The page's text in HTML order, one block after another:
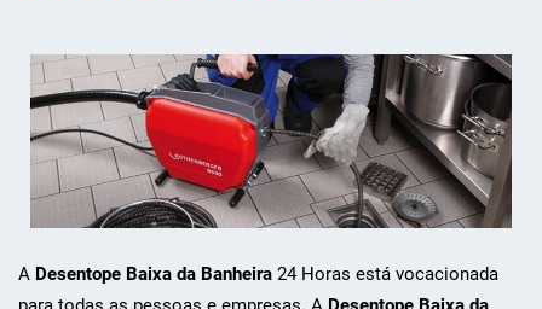
A Desentope Baixa da Banheira24 Horas está vocacionada